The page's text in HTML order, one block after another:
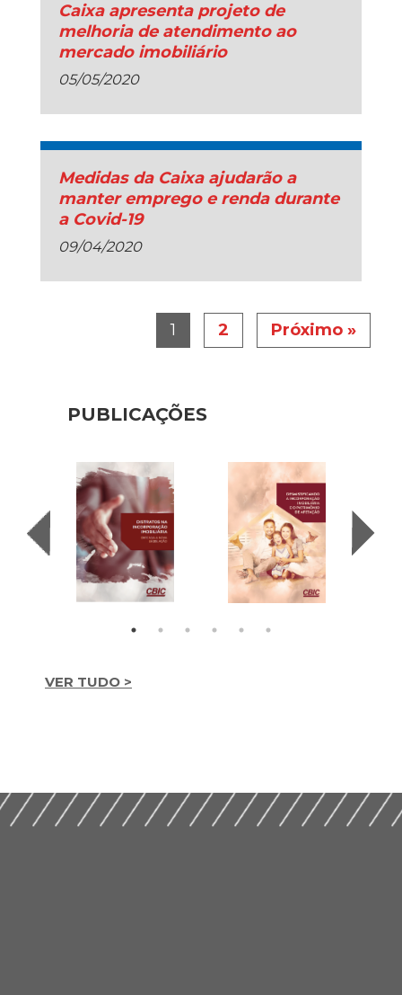
Caixa apresenta projeto de
melhoria de atendimento ao
mercado imobiliário
05/05/2020
Medidas da Caixa ajudarão a
manter emprego e renda durante
a Covid-19
09/04/2020
1 2 Próximo »
PUBLICAÇÕES
VER TUDO >